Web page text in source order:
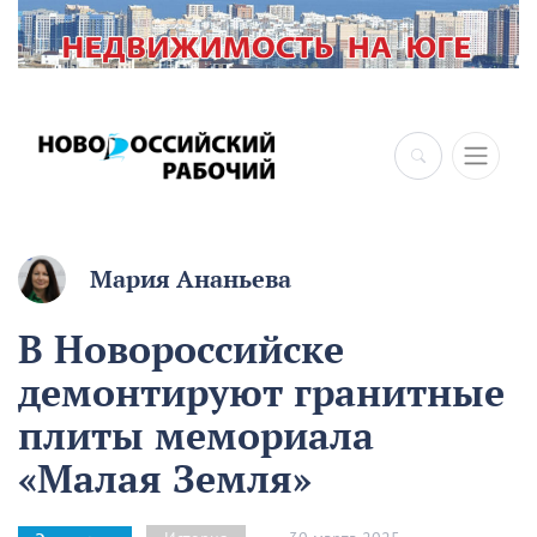
×
Мария Ананьева
В Новороссийске
демонтируют гранитные
плиты мемориала
«Малая Земля»